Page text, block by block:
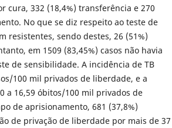
cura, 332 (18,4%) transferência e 270
No que se diz respeito ao teste de
resistentes, sendo destes, 26 (51%)
em 1509 (83,45%) casos não havia
de sensibilidade. A incidência de TB
100 mil privados de liberdade, e a
a 16,59 óbitos/100 mil privados de
de aprisionamento, 681 (37,8%)
de privação de liberdade por mais de 37